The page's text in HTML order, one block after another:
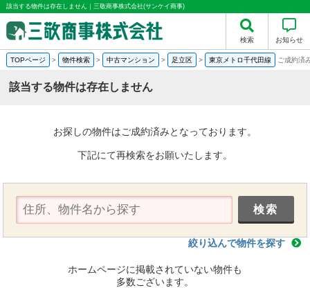
該当する物件は存在しません｜三敬商事株式会社(サンケイ商事)
検索 お知らせ
TOPページ > 物件検索 > 中古マンション > 足立区 > 東京メトロ千代田線 ご成約済
該当する物件は存在しません
お探しの物件はご成約済みとなっております。
下記にて再検索をお願いたします。
絞り込んで物件を探す
ホームページに掲載されていない物件も
多数ございます。